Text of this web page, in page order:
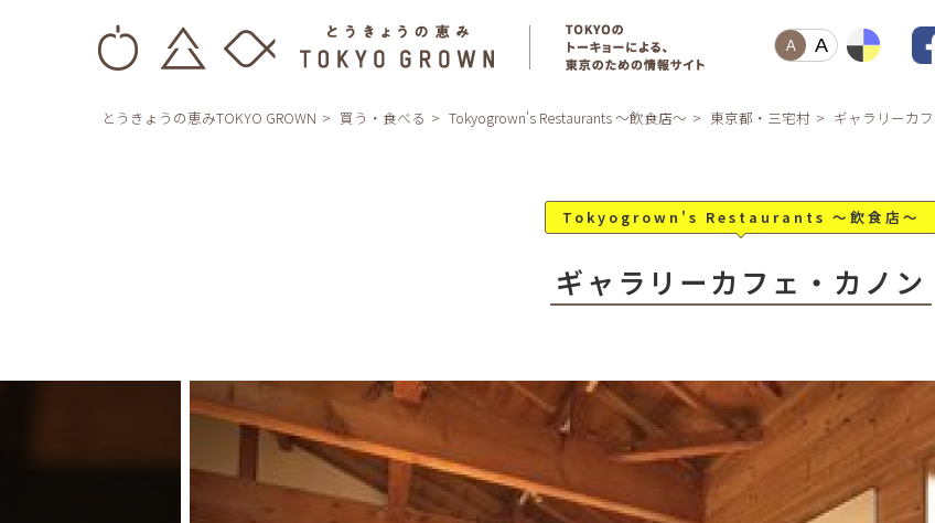
A A
とうきょうの恵みTOKYO GROWN 買う・食べる Tokyogrown's Restaurants ～飲食店～ 東京都・三宅村 ギャラリーカ
Tokyogrown's Restaurants ～飲食店～
ギャラリーカフェ・カノン